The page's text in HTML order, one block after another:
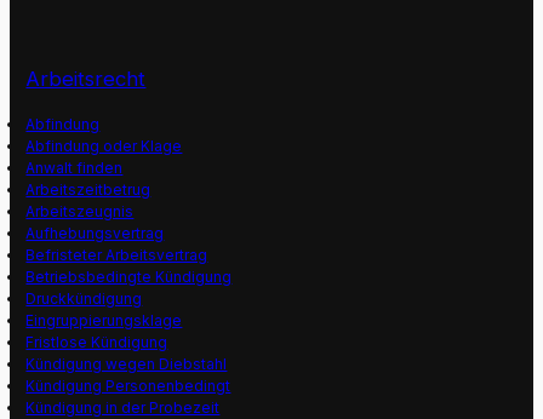
Arbeitsrecht
Abfindung
Abfindung oder Klage
Anwalt finden
Arbeitszeitbetrug
Arbeitszeugnis
Aufhebungsvertrag
Befristeter Arbeitsvertrag
Betriebsbedingte Kündigung
Druckkündigung
Eingruppierungsklage
Fristlose Kündigung
Kündigung wegen Diebstahl
Kündigung Personenbedingt
Kündigung in der Probezeit